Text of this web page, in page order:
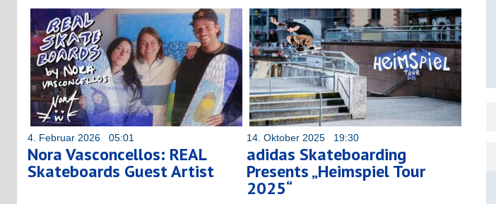
4. Februar 2026 05:01
Nora Vasconcellos: REAL
Skateboards Guest Artist
14. Oktober 2025 19:30
adidas Skateboarding
Presents „Heimspiel Tour
2025“